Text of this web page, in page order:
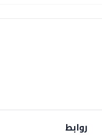
روابط